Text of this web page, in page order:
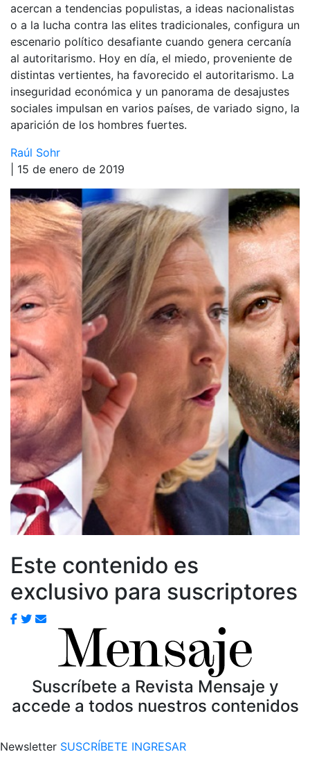
acercan a tendencias populistas, a ideas nacionalistas
o a la lucha contra las elites tradicionales, configura un
escenario político desafiante cuando genera cercanía
al autoritarismo. Hoy en día, el miedo, proveniente de
distintas vertientes, ha favorecido el autoritarismo. La
inseguridad económica y un panorama de desajustes
sociales impulsan en varios países, de variado signo, la
aparición de los hombres fuertes.
Raúl Sohr
| 15 de enero de 2019
Este contenido es
exclusivo para suscriptores
Suscríbete a Revista Mensaje y
accede a todos nuestros contenidos
Newsletter SUSCRÍBETE INGRESAR